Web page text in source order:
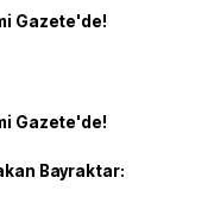
Gazete'de!
Gazete'de!
Bayraktar: